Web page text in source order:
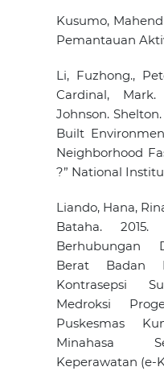
Kusumo,
Pemantauan
Li, Fuzhong.,
Cardinal,
Johnson.
Built
Neighborhood
?” National
Liando, Hana,
Bataha. 2015.
Berhubungan
Berat Badan
Kontrasepsi
Medroksi
Puskesmas
Minahasa
Keperawatan (e-